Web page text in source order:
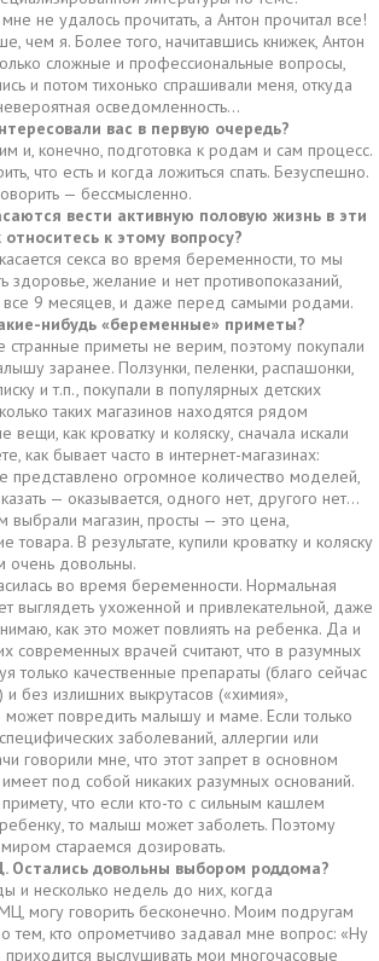
не удалось прочитать, а Антон прочитал все!
чем я. Более того, начитавшись книжек, Антон
сложные и профессиональные вопросы,
и потом тихонько спрашивали меня, откуда
осведомленность…
вас в первую очередь?
и, конечно, подготовка к родам и сам процесс.
что есть и когда ложиться спать. Безуспешно.
— бессмысленно.
вести активную половую жизнь в эти
к этому вопросу?
секса во время беременности, то мы
здоровье, желание и нет противопоказаний,
все 9 месяцев, и даже перед самыми родами.
нибудь «беременные» приметы?
странные приметы не верим, поэтому покупали
заранее. Ползунки, пеленки, распашонки,
и т.п., покупали в популярных детских
таких магазинов находятся рядом
как кроватку и коляску, сначала искали
как бывает часто в интернет-магазинах:
представлено огромное количество моделей,
— оказывается, одного нет, другого нет…
выбрали магазин, просты — это цена,
товара. В результате, купили кроватку и коляску
очень довольны.
во время беременности. Нормальная
выглядеть ухоженной и привлекательной, даже
как это может повлиять на ребенка. Да и
современных врачей считают, что в разумных
только качественные препараты (благо сейчас
и без излишних выкрутасов («химия»,
может повредить малышу и маме. Если только
заболеваний, аллергии или
говорили мне, что этот запрет в основном
под собой никаких разумных оснований.
что если кто-то с сильным кашлем
то малыш может заболеть. Поэтому
стараемся дозировать.
довольны выбором роддома?
и несколько недель до них, когда
могу говорить бесконечно. Моим подругам
тем, кто опрометчиво задавал мне вопрос: «Ну
выслушивать мои многочасовые